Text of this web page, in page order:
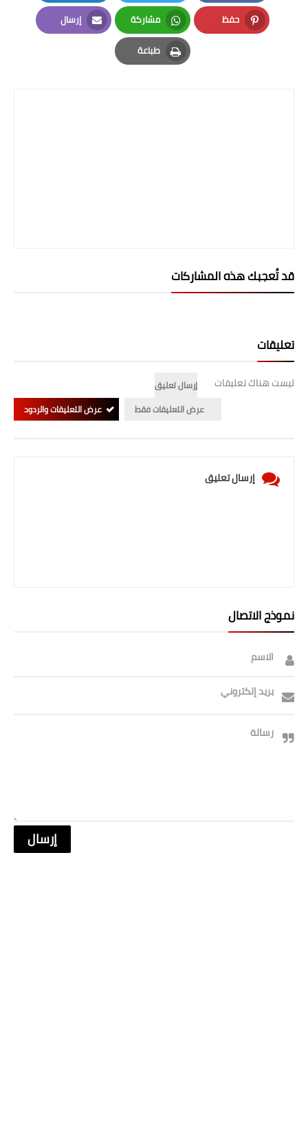
المرحلة الابتدائية
المرحلة المتوسطة
Facebook
Twitter
LinkedIn
حفظ
Pinterest
مشاركة
Whatsapp
إرسال
Email
طباعة
Print
قد تُعجبك هذه المشاركات
تعليقات
ليست هناك تعليقات
إرسال تعليق
عرض التعليقات فقط
عرض التعليقات والردود
إرسال تعليق
نموذج الاتصال
الاسم
بريد إلكتروني
رسالة